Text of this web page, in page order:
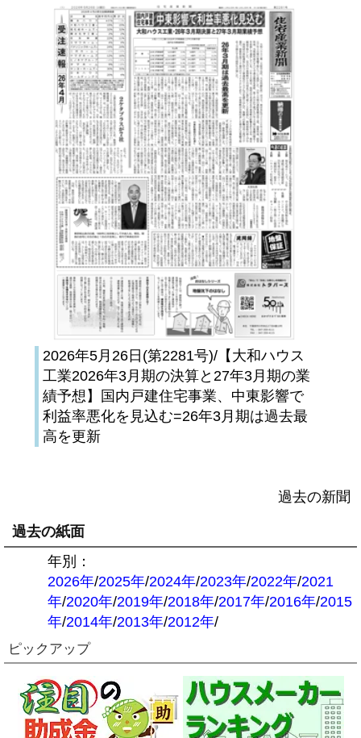
2026年5月26日(第2281号)/【大和ハウス
工業2026年3月期の決算と27年3月期の業
績予想】国内戸建住宅事業、中東影響で
利益率悪化を見込む=26年3月期は過去最
高を更新
過去の新聞
過去の紙面
年別：
2026年/2025年/2024年/2023年/2022年/2021
年/2020年/2019年/2018年/2017年/2016年/2015
年/2014年/2013年/2012年/
ピックアップ